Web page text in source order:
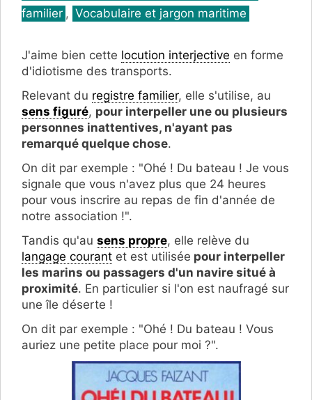
familier , Vocabulaire et jargon maritime
J'aime bien cette locution interjective en forme
d'idiotisme des transports.
Relevant du registre familier, elle s'utilise, au
sens figuré, pour interpeller une ou plusieurs
personnes inattentives, n'ayant pas
remarqué quelque chose.
On dit par exemple : "Ohé ! Du bateau ! Je vous
signale que vous n'avez plus que 24 heures
pour vous inscrire au repas de fin d'année de
notre association !".
Tandis qu'au sens propre, elle relève du
langage courant et est utilisée pour interpeller
les marins ou passagers d'un navire situé à
proximité. En particulier si l'on est naufragé sur
une île déserte !
On dit par exemple : "Ohé ! Du bateau ! Vous
auriez une petite place pour moi ?".